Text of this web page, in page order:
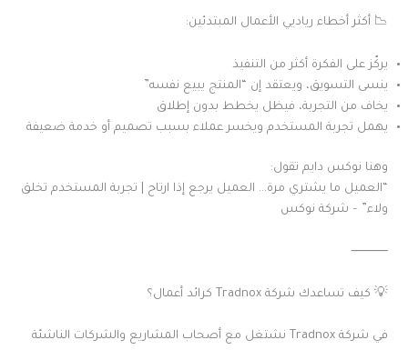
📉 أكثر أخطاء رياديي الأعمال المبتدئين:
يركّز على الفكرة أكثر من التنفيذ
ينسى التسويق، ويعتقد إن “المنتج يبيع نفسه”
يخاف من التجربة، فيظل يخطط بدون إطلاق
يهمل تجربة المستخدم ويخسر عملاء بسبب تصميم أو خدمة ضعيفة
وهنا نوكس دايم تقول:
“العميل ما يشتري مرة… العميل يرجع إذا ارتاح | تجربة المستخدم تخلق
ولاء” – شركة نوكس
⸻
💡 كيف تساعدك شركة Tradnox كرائد أعمال؟
في شركة Tradnox نشتغل مع أصحاب المشاريع والشركات الناشئة